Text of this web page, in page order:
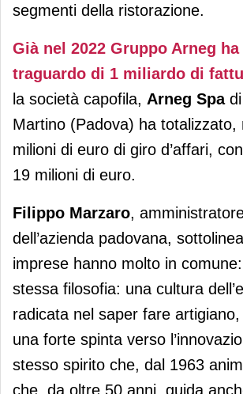
segmenti della ristorazione.
Già nel 2022 Gruppo Arneg
traguardo di 1 miliardo di
la società capofila, Arneg Spadi
Martino (Padova) ha totalizzato,
milioni di euro di giro d’affari,
19 milioni di euro.
Filippo Marzaro,
dell’azienda padovana,
imprese hanno molto in
stessa filosofia: una cultura
radicata nel saper fare
una forte spinta verso
stesso spirito che, dal 1963
che, da oltre 50 anni, guida